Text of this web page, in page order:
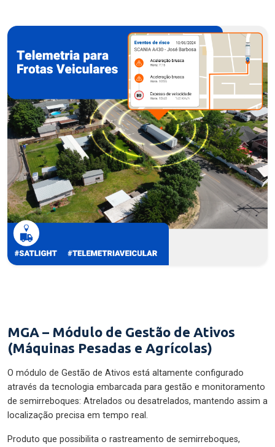
MGA – Módulo de Gestão de Ativos
(Máquinas Pesadas e Agrícolas)
O módulo de Gestão de Ativos está altamente configurado
através da tecnologia embarcada para gestão e monitoramento
de semirreboques: Atrelados ou desatrelados, mantendo assim a
localização precisa em tempo real.
Produto que possibilita o rastreamento de semirreboques,